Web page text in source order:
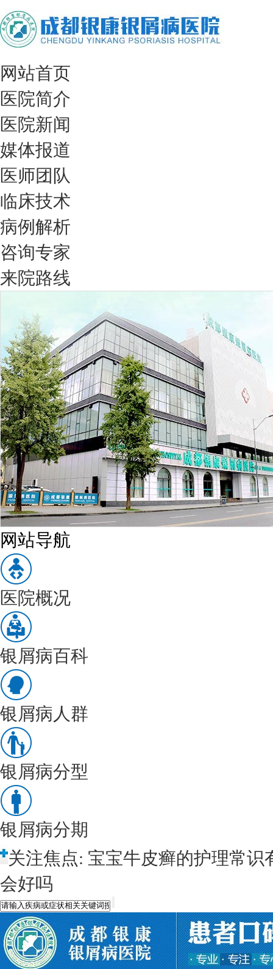
网站首页
医院简介
医院新闻
媒体报道
医师团队
临床技术
病例解析
咨询专家
来院路线
网站导航
医院概况
银屑病百科
银屑病人群
银屑病分型
银屑病分期
关注焦点: 宝宝牛皮癣的护理常识
会好吗